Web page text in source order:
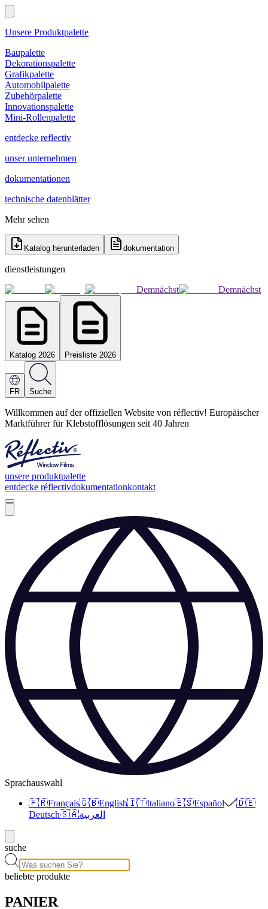
Unsere Produktpalette
Baupalette
Dekorationspalette
Grafikpalette
Automobilpalette
Zubehörpalette
Innovationspalette
Mini-Rollenpalette
entdecke reflectiv
unser unternehmen
dokumentationen
technische datenblätter
Mehr sehen
Katalog herunterladen dokumentation
dienstleistungen
Demnächst
Demnächst
Katalog 2026 Preisliste 2026
FR Suche
Willkommen auf der offiziellen Website von réflectiv! Europäischer
Marktführer für Klebstofflösungen seit 40 Jahren
unsere produktpalette
entdecke réflectivdokumentationkontakt
Sprachauswahl
🇫🇷Français🇬🇧English🇮🇹Italiano🇪🇸Español
🇩🇪
Deutsch🇸🇦العربية
suche
beliebte produkte
PANIER